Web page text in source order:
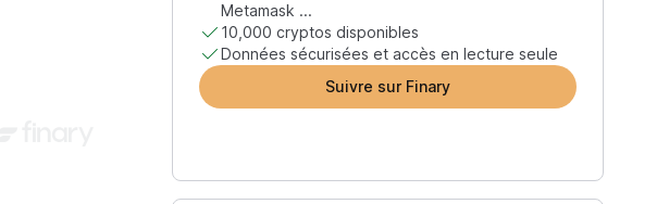
Metamask ...
10,000 cryptos disponibles
Données sécurisées et accès en lecture seule
Suivre sur Finary